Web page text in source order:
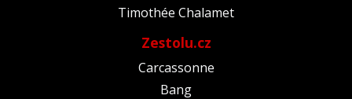
Timothée Chalamet
Zestolu.cz
Carcassonne
Bang